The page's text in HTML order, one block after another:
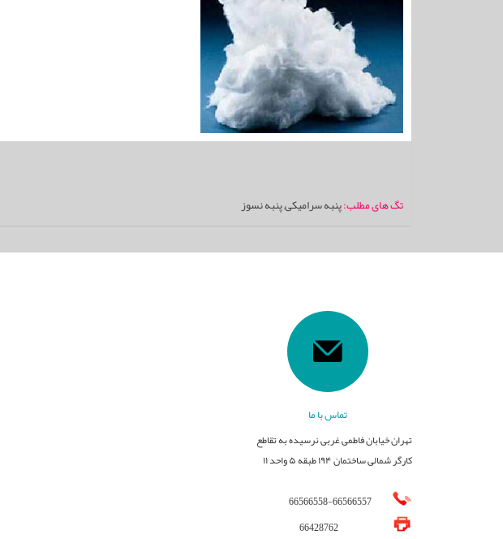
تگ های مطلب:پنبه سرامیکی,پنبه نسوز
تماس با ما
تهران خیابان فاطمی غربی نرسیده به تقاطع
کارگر شمالی ساختمان ۱۹۴ طبقه ۵ واحد ۱۱
66566558-66566557
66428762